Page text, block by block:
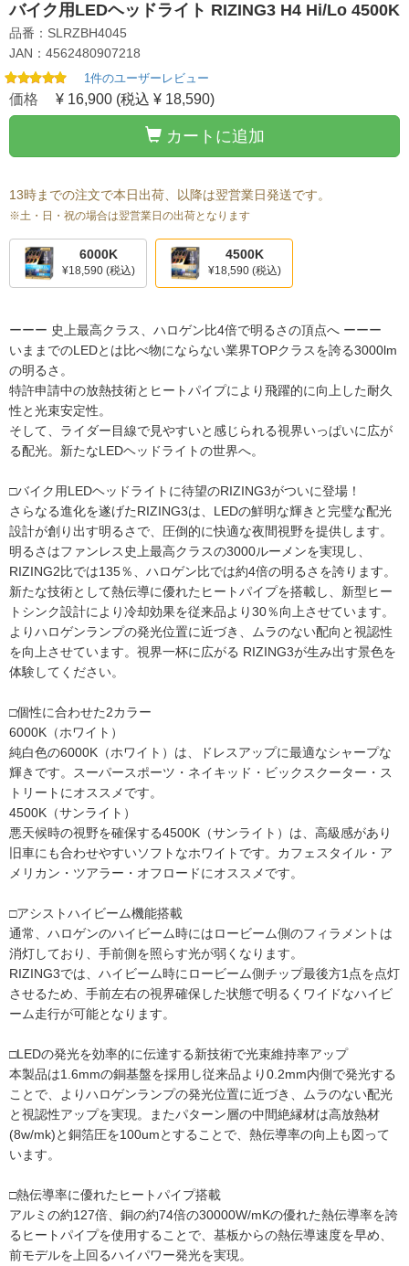
バイク用LEDヘッドライト RIZING3 H4 Hi/Lo 4500K
品番：SLRZBH4045
JAN：4562480907218
1件のユーザーレビュー
価格 ¥ 16,900 (税込 ¥ 18,590)
カートに追加
13時までの注文で本日出荷、以降は翌営業日発送です。
※土・日・祝の場合は翌営業日の出荷となります
6000K
¥18,590 (税込)
4500K
¥18,590 (税込)
ーーー 史上最高クラス、ハロゲン比4倍で明るさの頂点へ ーーー
いままでのLEDとは比べ物にならない業界TOPクラスを誇る3000lm
の明るさ。
特許申請中の放熱技術とヒートパイプにより飛躍的に向上した耐久
性と光束安定性。
そして、ライダー目線で見やすいと感じられる視界いっぱいに広が
る配光。新たなLEDヘッドライトの世界へ。
□バイク用LEDヘッドライトに待望のRIZING3がついに登場！
さらなる進化を遂げたRIZING3は、LEDの鮮明な輝きと完璧な配光
設計が創り出す明るさで、圧倒的に快適な夜間視野を提供します。
明るさはファンレス史上最高クラスの3000ルーメンを実現し、
RIZING2比では135％、ハロゲン比では約4倍の明るさを誇ります。
新たな技術として熱伝導に優れたヒートパイプを搭載し、新型ヒー
トシンク設計により冷却効果を従来品より30％向上させています。
よりハロゲンランプの発光位置に近づき、ムラのない配向と視認性
を向上させています。視界一杯に広がる RIZING3が生み出す景色を
体験してください。
□個性に合わせた2カラー
6000K（ホワイト）
純白色の6000K（ホワイト）は、ドレスアップに最適なシャープな
輝きです。スーパースポーツ・ネイキッド・ビックスクーター・ス
トリートにオススメです。
4500K（サンライト）
悪天候時の視野を確保する4500K（サンライト）は、高級感があり
旧車にも合わせやすいソフトなホワイトです。カフェスタイル・ア
メリカン・ツアラー・オフロードにオススメです。
□アシストハイビーム機能搭載
通常、ハロゲンのハイビーム時にはロービーム側のフィラメントは
消灯しており、手前側を照らす光が弱くなります。
RIZING3では、ハイビーム時にロービーム側チップ最後方1点を点灯
させるため、手前左右の視界確保した状態で明るくワイドなハイビ
ーム走行が可能となります。
□LEDの発光を効率的に伝達する新技術で光束維持率アップ
本製品は1.6mmの銅基盤を採用し従来品より0.2mm内側で発光する
ことで、よりハロゲンランプの発光位置に近づき、ムラのない配光
と視認性アップを実現。またパターン層の中間絶縁材は高放熱材
(8w/mk)と銅箔圧を100umとすることで、熱伝導率の向上も図って
います。
□熱伝導率に優れたヒートパイプ搭載
アルミの約127倍、銅の約74倍の30000W/mKの優れた熱伝導率を誇
るヒートパイプを使用することで、基板からの熱伝導速度を早め、
前モデルを上回るハイパワー発光を実現。